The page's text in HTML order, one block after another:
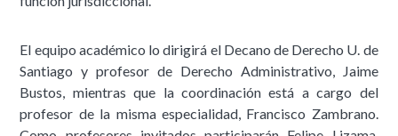
El equipo académico lo dirigirá el Decano de Derecho U. de
Santiago y profesor de Derecho Administrativo, Jaime
Bustos, mientras que la coordinación está a cargo del
profesor de la misma especialidad, Francisco Zambrano.